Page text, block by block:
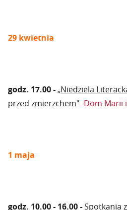
29 kwietnia
godz. 17.00 -„Niedziela
przed zmierzchem"-Dom Marii
1 maja
godz. 10.00 - 16.00 -Spotkania